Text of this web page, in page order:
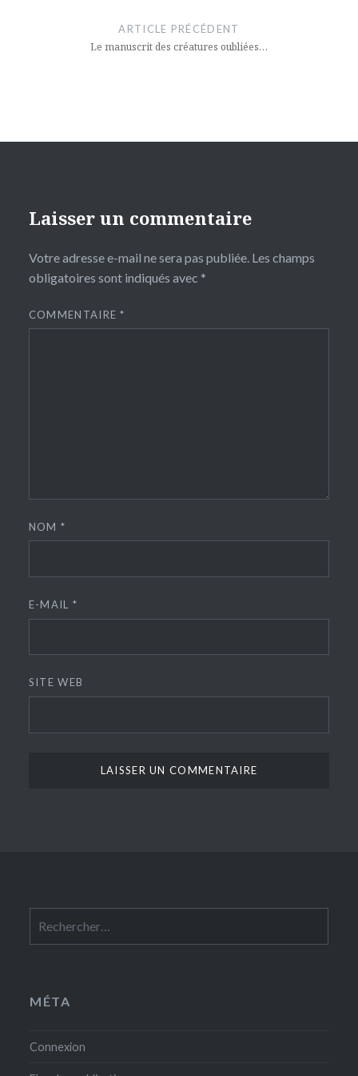
ARTICLE PRÉCÉDENT
Le manuscrit des créatures oubliées…
Laisser un commentaire
Votre adresse e-mail ne sera pas publiée. Les champs
obligatoires sont indiqués avec *
COMMENTAIRE*
NOM*
E-MAIL *
SITE WEB
MÉTA
Connexion